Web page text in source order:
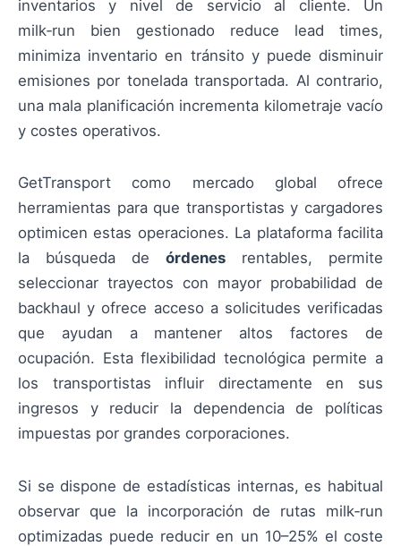
inventarios y nivel de servicio al cliente. Un
milk‑run bien gestionado reduce lead times,
minimiza inventario en tránsito y puede disminuir
emisiones por tonelada transportada. Al contrario,
una mala planificación incrementa kilometraje vacío
y costes operativos.
GetTransport como mercado global ofrece
herramientas para que transportistas y cargadores
optimicen estas operaciones. La plataforma facilita
la búsqueda de órdenes rentables, permite
seleccionar trayectos con mayor probabilidad de
backhaul y ofrece acceso a solicitudes verificadas
que ayudan a mantener altos factores de
ocupación. Esta flexibilidad tecnológica permite a
los transportistas influir directamente en sus
ingresos y reducir la dependencia de políticas
impuestas por grandes corporaciones.
Si se dispone de estadísticas internas, es habitual
observar que la incorporación de rutas milk‑run
optimizadas puede reducir en un 10–25% el coste